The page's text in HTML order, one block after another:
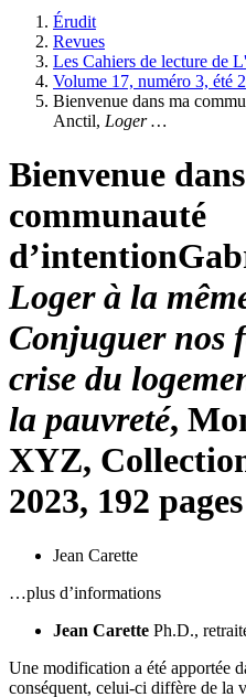
Érudit
Revues
Les Cahiers de lecture de
Volume 17, numéro 3, été
Bienvenue dans ma
Anctil, Loger …
Bienvenue
communauté
d’intention
Loger à la
Conjuguer nos
crise du
la pauvreté,
XYZ,
2023, 192 pages
Jean Carette
…plus d’informations
Jean Carette Ph.D.,
Une modification a été apportée
conséquent, celui-ci diffère de la